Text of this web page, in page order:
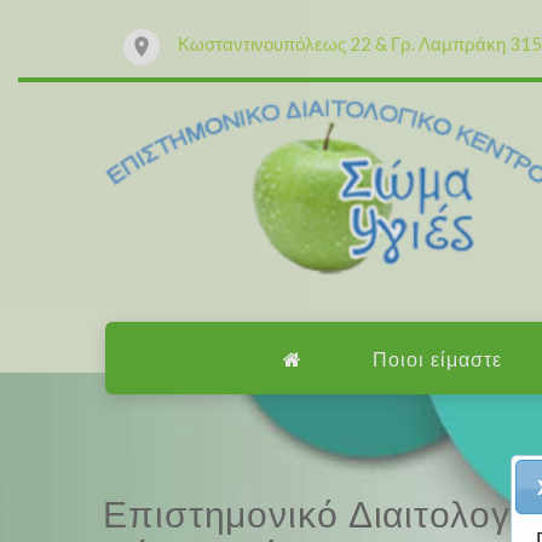
Κωσταντινουπόλεως 22 & Γρ. Λαμπράκη 315
Ποιοι είμαστε
Επαγγελματισμός,
Επιστημονικό
Μαζί μας μπορείτε
Επαγγελματισμός,
Επιστημονικό